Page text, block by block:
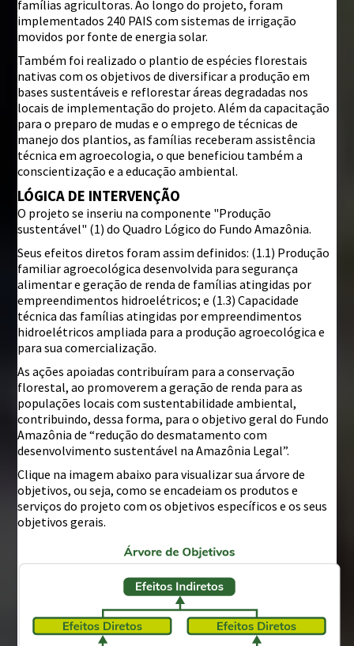
famílias agricultoras. Ao longo do projeto, foram
implementados 240 PAIS com sistemas de irrigação
movidos por fonte de energia solar.
Também foi realizado o plantio de espécies florestais
nativas com os objetivos de diversificar a produção em
bases sustentáveis e reflorestar áreas degradadas nos
locais de implementação do projeto. Além da capacitação
para o preparo de mudas e o emprego de técnicas de
manejo dos plantios, as famílias receberam assistência
técnica em agroecologia, o que beneficiou também a
conscientização e a educação ambiental.
LÓGICA DE INTERVENÇÃO
O projeto se inseriu na componente "Produção
sustentável" (1) do Quadro Lógico do Fundo Amazônia.
Seus efeitos diretos foram assim definidos: (1.1) Produção
familiar agroecológica desenvolvida para segurança
alimentar e geração de renda de famílias atingidas por
empreendimentos hidroelétricos; e (1.3) Capacidade
técnica das famílias atingidas por empreendimentos
hidroelétricos ampliada para a produção agroecológica e
para sua comercialização.
As ações apoiadas contribuíram para a conservação
florestal, ao promoverem a geração de renda para as
populações locais com sustentabilidade ambiental,
contribuindo, dessa forma, para o objetivo geral do Fundo
Amazônia de “redução do desmatamento com
desenvolvimento sustentável na Amazônia Legal”.
Clique na imagem abaixo para visualizar sua árvore de
objetivos, ou seja, como se encadeiam os produtos e
serviços do projeto com os objetivos específicos e os seus
objetivos gerais.